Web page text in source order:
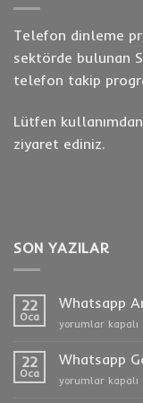
Telefon dinleme
sektörde bulunan
telefon takip
Lütfen
ziyaret ediniz.
SON YAZILAR
22
Oca
Whatsapp
Whatsapp
Dinleme
yorumlar kapalı
22
Oca
Whatsapp
Whatsapp
yorumlar kapalı